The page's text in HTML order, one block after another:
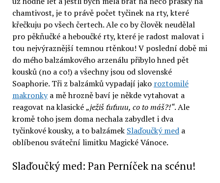
chamtivost, je to právě počet tyčinek na rty, které
křečkuju po všech čertech. Ale co by člověk neudělal
pro pěkňučké a heboučké rty, které je radost malovat i
tou nejvýraznější temnou rtěnkou! V poslední době mi
do mého balzámkového arzenálu přibylo hned pět
kousků (no a co!) a všechny jsou od slovenské
Soaphorie. Tři z balzámků vypadají jako roztomilé
makronkya mě hrozně baví je někde vytahovat a
reagovat na klasické„ježiš ťuťuuu, co to máš?!“. Ale
kromě toho jsem doma nechala zabydlet i dva
tyčinkové kousky, a to balzámek Slaďoučký meda
oblíbenou sváteční limitku Magické Vánoce.
Slaďoučký med: Pan Perníček na scénu!